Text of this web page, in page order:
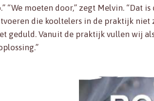
“We moeten door,” zegt Melvin. “Dat
die kooltelers in de praktijk niet
geduld. Vanuit de praktijk vullen wij